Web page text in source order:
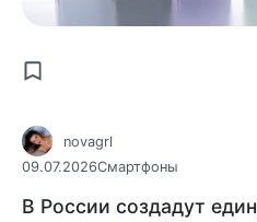
novagrl
09.07.2026Смартфоны
В России создадут